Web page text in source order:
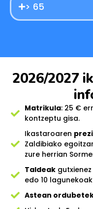
> 65
2026/2027
Matrikula: 25 €
kontzeptu gisa.
Ikastaroaren
Zaldibiako
zure herrian
Taldeakgutxienez
edo 10
Astean